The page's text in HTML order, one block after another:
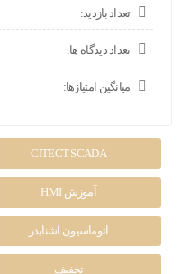
تعداد بازدید:
تعداد دیدگاه ها:
میانگین امتیازها:
CITECT SCADA
آموزش HMI
اتوماسیون اشنایدر
تخفیف